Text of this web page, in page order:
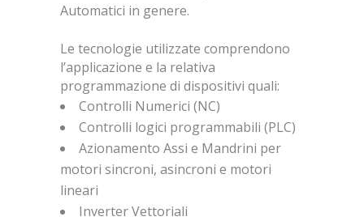
Automatici in genere.
Le tecnologie utilizzate comprendono
l’applicazione e la relativa
programmazione di dispositivi quali:
Controlli Numerici (NC)
Controlli logici programmabili (PLC)
Azionamento Assi e Mandrini per
motori sincroni, asincroni e motori
lineari
Inverter Vettoriali